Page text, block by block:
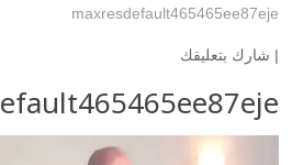
maxresdefault465465ee87eje
| شارك بتعليقك